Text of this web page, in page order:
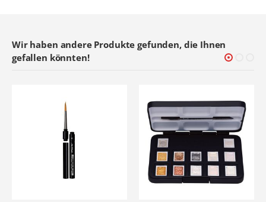
Wir haben andere Produkte gefunden, die Ihnen
gefallen könnten!